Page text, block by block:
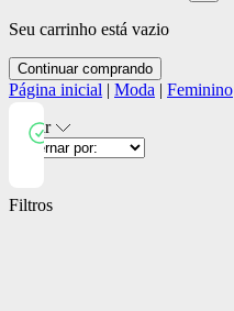
Seu carrinho está vazio
Continuar comprando
Página inicial | Moda | Feminino
Filtrar
Filtros